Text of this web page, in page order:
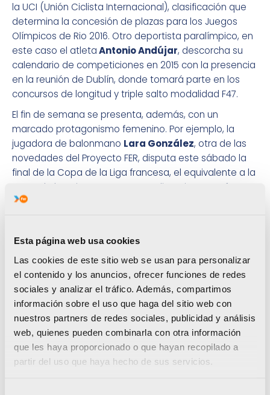
Esta página web usa cookies
Las cookies de este sitio web se usan para personalizar
el contenido y los anuncios, ofrecer funciones de redes
sociales y analizar el tráfico. Además, compartimos
información sobre el uso que haga del sitio web con
nuestros partners de redes sociales, publicidad y análisis
web, quienes pueden combinarla con otra información
que les haya proporcionado o que hayan recopilado a
partir del uso que haya hecho de sus servicios.
la UCI (Unión Ciclista Internacional), clasificación que
determina la concesión de plazas para los Juegos
Olímpicos de Rio 2016. Otro deportista paralímpico, en
este caso el atletaAntonio Andújar, descorcha su
calendario de competiciones en 2015 con la presencia
en la reunión de Dublín, donde tomará parte en los
concursos de longitud y triple salto modalidad F47.
El fin de semana se presenta, además, con un
marcado protagonismo femenino. Por ejemplo, la
jugadora de balonmano Lara González, otra de las
novedades del Proyecto FER, disputa este sábado la
final de la Copa de la Liga francesa, el equivalente a la
Copa de la Reina en España. La alicantina se enfrenta
con su club, el Metz francés, al Nimes y busca reeditar
La cuota femenina también está representada en el
dos últimas semanas para enmarcar (llegó a los
octavos de final en el torneo WTA de Charleston y
contribuyó a la salvación de España en el Grupo
Mundial II de la Copa Federación), la tenista
castellonenseSara Sorribesparticipa este fin de
semana en la previa de Marrakech, nueva parada del
circuito profesional. Mientras, latrotamundosdel FER, la
triatleta Tamara Gómez, participa este sábado en la